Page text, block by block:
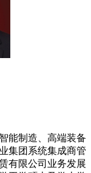
能制造、高端装备
集团系统集成商管
有限公司业务发展